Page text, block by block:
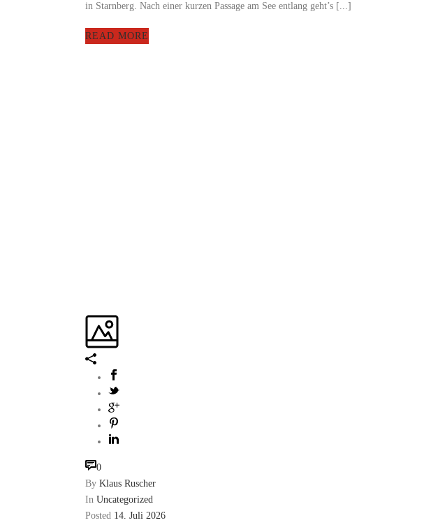
in Starnberg. Nach einer kurzen Passage am See entlang geht’s [...]
READ MORE
0
By Klaus Ruscher
In Uncategorized
Posted 14. Juli 2026